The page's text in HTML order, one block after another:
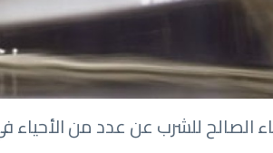
الصالح للشرب عن عدد من الأحياء